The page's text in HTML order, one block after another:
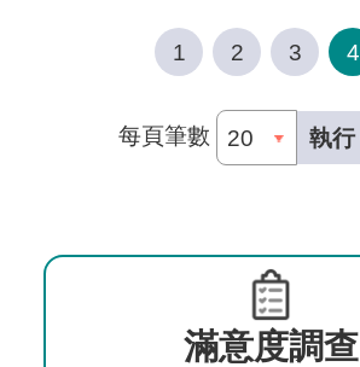
1 2 3 4
每頁筆數 執行
滿意度調查